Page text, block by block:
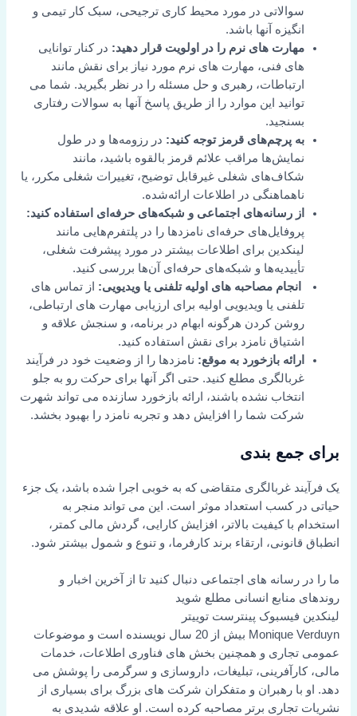
سوالاتی در مورد محیط کاری ترجیحی، سبک کار تیمی و
انگیزه آنها باشد.
مهارت های نرم را در اولویت قرار دهید: در کنار توانایی
های فنی، مهارت های نرم مورد نیاز برای نقش مانند
ارتباطات، رهبری و حل مسئله را در نظر بگیرید. شما می
توانید این موارد را از طریق پاسخ آنها به سوالات رفتاری
بسنجید.
به پرچم‌های قرمز توجه کنید: در رزومه‌ها و در طول
نمایش‌ها مراقب علائم قرمز بالقوه باشید، مانند
شکاف‌های شغلی غیرقابل توضیح، تغییرات شغلی مکرر، یا
ناهماهنگی در اطلاعات ارائه‌شده.
از رسانه‌های اجتماعی و شبکه‌های حرفه‌ای استفاده کنید:
پروفایل‌های حرفه‌ای نامزدها را در پلتفرم‌هایی مانند
لینکدین برای اطلاعات بیشتر در مورد پیشرفت شغلی،
تأییدیه‌ها و شبکه‌های حرفه‌ای آن‌ها بررسی کنید.
انجام مصاحبه های اولیه تلفنی یا ویدیویی: از تماس های
تلفنی یا ویدیویی اولیه برای ارزیابی مهارت های ارتباطی،
روشن کردن هرگونه ابهام در برنامه، و سنجش علاقه و
اشتیاق نامزد برای نقش استفاده کنید.
ارائه بازخورد به موقع: نامزدها را از وضعیت خود در فرآیند
غربالگری مطلع کنید. حتی اگر آنها برای حرکت رو به جلو
انتخاب نشده باشند، ارائه بازخورد سازنده می تواند شهرت
شرکت شما را افزایش دهد و تجربه نامزد را بهبود بخشد.
برای جمع بندی
یک فرآیند غربالگری متقاضی که به خوبی اجرا شده باشد، یک جزء
حیاتی در کسب استعداد موثر است. این می تواند منجر به
استخدام با کیفیت بالاتر، افزایش کارایی، گردش مالی کمتر،
انطباق قانونی، ارتقاء برند کارفرما، و تنوع و شمول بیشتر شود.
ما را در رسانه های اجتماعی دنبال کنید تا از آخرین اخبار و
روندهای منابع انسانی مطلع شوید
لینکدین فیسبوک پینترست توییتر
Monique Verduyn بیش از 20 سال نویسنده است و موضوعات
عمومی تجاری و همچنین بخش های فناوری اطلاعات، خدمات
مالی، کارآفرینی، تبلیغات، داروسازی و سرگرمی را پوشش می
دهد. او با رهبران و متفکران شرکت های بزرگ برای بسیاری از
نشریات تجاری برتر مصاحبه کرده است. او علاقه شدیدی به